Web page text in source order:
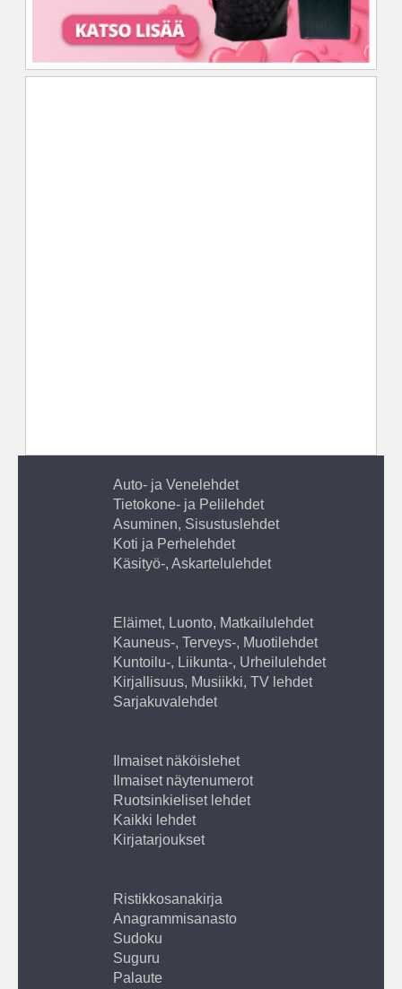
Auto- ja Venelehdet
Tietokone- ja Pelilehdet
Asuminen, Sisustuslehdet
Koti ja Perhelehdet
Käsityö-, Askartelulehdet
Eläimet, Luonto, Matkailulehdet
Kauneus-, Terveys-, Muotilehdet
Kuntoilu-, Liikunta-, Urheilulehdet
Kirjallisuus, Musiikki, TV lehdet
Sarjakuvalehdet
Ilmaiset näköislehet
Ilmaiset näytenumerot
Ruotsinkieliset lehdet
Kaikki lehdet
Kirjatarjoukset
Ristikkosanakirja
Anagrammisanasto
Sudoku
Suguru
Palaute